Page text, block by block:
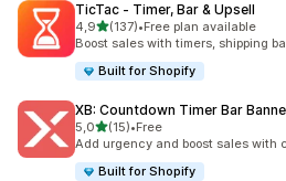
TicTac ‑ Timer, Bar & Upsell
4,9de 5 estrelas
(137)
137 total de avaliações
•Free plan available
Boost sales with timers, shipping
Built for Shopify
XB: Countdown Timer Bar
5,0de 5 estrelas
(15)
15 total de avaliações
•Free
Add urgency and boost sales with
Built for Shopify